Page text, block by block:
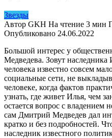
Звезды
Автор GKH На чтение 3 мин
Опубликовано 24.06.2022
Большой интерес у
Медведева. Зовут
человека известно совсем
социальные сети, не
человеке, когда фактов
узнать, где живет Илья, чем
остается вопрос с
сам Дмитрий Медведев дал
кратко и без подробностей.
наследник известного